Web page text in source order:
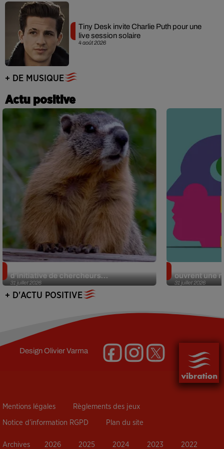
4 août 2026
Tiny Desk invite Charlie Puth pour une
live session solaire
+ DE MUSIQUE
Actu positive
31 juillet 2026
d’initiative de chercheurs...
31 juillet 2026
ouvrent une
+ D'ACTU POSITIVE
DesignOlivier Varma
Mentions légales Règlements des jeux
Notice d’information RGPD Plan du site
Archives 2026 2025 2024 2023 2022